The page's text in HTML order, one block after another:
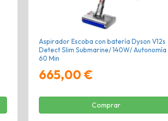
Aspirador Escoba con batería Dyson V12s
Detect Slim Submarine/ 140W/ Autonomía
60 Min
665,00 €
Comprar